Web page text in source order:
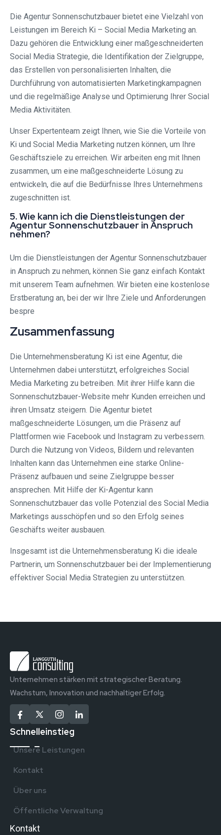
Die Agentur Sonnenschutzbauer bietet eine Vielzahl von
Leistungen im Bereich Ki – Social Media Marketing an.
Dazu gehören die Entwicklung einer maßgeschneiderten
Social Media Strategie, die Identifikation der Zielgruppe,
das Erstellen von personalisierten Inhalten, die
Durchführung von automatisierten Marketingkampagnen
und die regelmäßige Analyse und Optimierung Ihrer Social
Media Aktivitäten.
Unser Expertenteam zeigt Ihnen, wie Sie die Vorteile von
Ki und Social Media Marketing nutzen können, um Ihre
Geschäftsziele zu erreichen. Wir arbeiten eng mit Ihnen
zusammen, um eine maßgeschneiderte Lösung zu
entwickeln, die auf die Bedürfnisse Ihres Unternehmens
zugeschnitten ist.
5. Wie kann ich die Dienstleistungen der
Agentur Sonnenschutzbauer in Anspruch
nehmen?
Um die Dienstleistungen der Agentur Sonnenschutzbauer
in Anspruch zu nehmen, können Sie ganz einfach Kontakt
mit unserem Team aufnehmen. Wir bieten eine kostenlose
Erstberatung an, bei der wir Ihre Ziele und Anforderungen
bespre
Zusammenfassung
Die Unternehmensberatung Ki ist eine Agentur, die
Unternehmen dabei unterstützt, erfolgreiches Social
Media Marketing zu betreiben. Mit ihrer Hilfe kann die
Sonnenschutzbauer-Website mehr Kunden erreichen und
ihren Umsatz steigern. Die Agentur bietet
maßgeschneiderte Lösungen, um die Präsenz auf
Plattformen wie Facebook und Instagram zu verbessern.
Durch die Nutzung von Videos, Bildern und relevanten
Inhalten kann das Unternehmen eine starke Online-
Präsenz aufbauen und seine Zielgruppe besser
ansprechen. Mit Hilfe der Ki-Agentur kann
Sonnenschutzbauer das volle Potenzial des Social Media
Marketings ausschöpfen und so den Erfolg seines
Geschäfts weiter ausbauen.
Insgesamt ist die Unternehmensberatung Ki die ideale
Partnerin, um Sonnenschutzbauer bei der Implementierung
effektiver Social Media Strategien zu unterstützen.
Unternehmen stärken mit strategischer Beratung.
Wachstum, Innovation und nachhaltiger Erfolg.
Schnelleinstieg
Unsere Leistungen
Kontakt
Über uns
Öffentliche Verwaltung
Kontakt